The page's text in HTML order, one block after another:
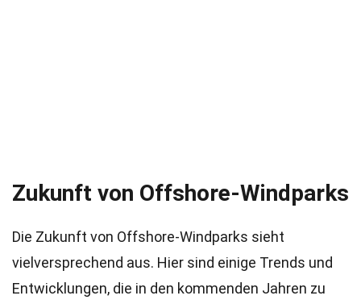
Zukunft von Offshore-Windparks
Die Zukunft von Offshore-Windparks sieht
vielversprechend aus. Hier sind einige Trends und
Entwicklungen, die in den kommenden Jahren zu